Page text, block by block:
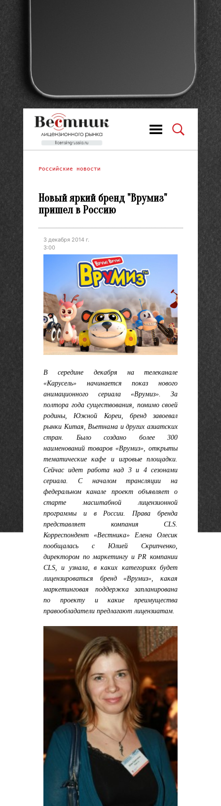
Российские новости
Новый яркий бренд "Врумиз"
пришел в Россию
3 декабря 2014 г.
3:00
В середине декабря на телеканале
«Карусель» начинается показ нового
анимационного сериала «Врумиз». За
полтора года существования, помимо своей
родины, Южной Кореи, бренд завоевал
рынки Китая, Вьетнама и других азиатских
стран. Было создано более 300
наименований товаров «Врумиз», открыты
тематические кафе и игровые площадки.
Сейчас идет работа над 3 и 4 сезонами
сериала. С началом трансляции на
федеральном канале проект объявляет о
старте масштабной лицензионной
программы и в России. Права бренда
представляет компания CLS.
Корреспондент «Вестника» Елена Олесик
пообщалась с Юлией Скрипченко,
директором по маркетингу и PR компании
CLS, и узнала, в каких категориях будет
лицензироваться бренд «Врумиз», какая
маркетинговая поддержка запланирована
по проекту и какие преимущества
правообладатели предлагают лицензиатам.